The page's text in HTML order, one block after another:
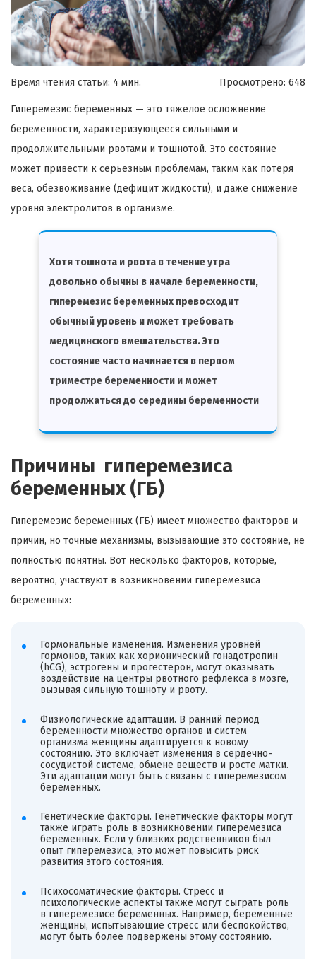
Время чтения статьи: 4 мин. Просмотрено: 648
Гиперемезис беременных — это тяжелое осложнение
беременности, характеризующееся сильными и
продолжительными рвотами и тошнотой. Это состояние
может привести к серьезным проблемам, таким как потеря
веса, обезвоживание (дефицит жидкости), и даже снижение
уровня электролитов в организме.
Хотя тошнота и рвота в течение утра
довольно обычны в начале беременности,
гиперемезис беременных превосходит
обычный уровень и может требовать
медицинского вмешательства. Это
состояние часто начинается в первом
триместре беременности и может
продолжаться до середины беременности
Причины гиперемезиса
беременных (ГБ)
Гиперемезис беременных (ГБ) имеет множество факторов и
причин, но точные механизмы, вызывающие это состояние, не
полностью понятны. Вот несколько факторов, которые,
вероятно, участвуют в возникновении гиперемезиса
беременных:
Гормональные изменения. Изменения уровней
гормонов, таких как хорионический гонадотропин
(hCG), эстрогены и прогестерон, могут оказывать
воздействие на центры рвотного рефлекса в мозге,
вызывая сильную тошноту и рвоту.
Физиологические адаптации. В ранний период
беременности множество органов и систем
организма женщины адаптируется к новому
состоянию. Это включает изменения в сердечно-
сосудистой системе, обмене веществ и росте матки.
Эти адаптации могут быть связаны с гиперемезисом
беременных.
Генетические факторы. Генетические факторы могут
также играть роль в возникновении гиперемезиса
беременных. Если у близких родственников был
опыт гиперемезиса, это может повысить риск
развития этого состояния.
Психосоматические факторы. Стресс и
психологические аспекты также могут сыграть роль
в гиперемезисе беременных. Например, беременные
женщины, испытывающие стресс или беспокойство,
могут быть более подвержены этому состоянию.